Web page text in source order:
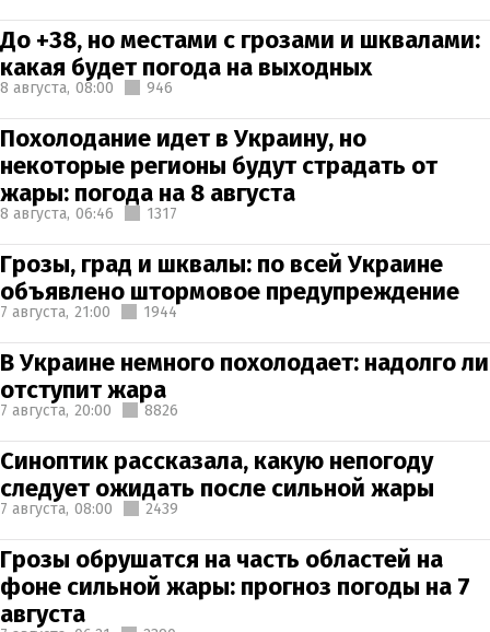
До +38, но местами с грозами и шквалами:
какая будет погода на выходных
8 августа, 08:00 946
Похолодание идет в Украину, но
некоторые регионы будут страдать от
жары: погода на 8 августа
8 августа, 06:46 1317
Грозы, град и шквалы: по всей Украине
объявлено штормовое предупреждение
7 августа, 21:00 1944
В Украине немного похолодает: надолго ли
отступит жара
7 августа, 20:00 8826
Синоптик рассказала, какую непогоду
следует ожидать после сильной жары
7 августа, 08:00 2439
Грозы обрушатся на часть областей на
фоне сильной жары: прогноз погоды на 7
августа